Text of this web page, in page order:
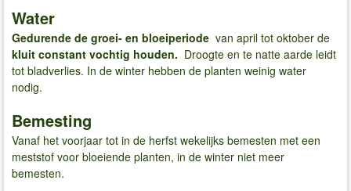
Water
Gedurende de groei- en bloeiperiode van april tot oktober de
kluit constant vochtig houden. Droogte en te natte aarde leidt
tot bladverlies. In de winter hebben de planten weinig water
nodig.
Bemesting
Vanaf het voorjaar tot in de herfst wekelijks bemesten met een
meststof voor bloeiende planten, in de winter niet meer
bemesten.